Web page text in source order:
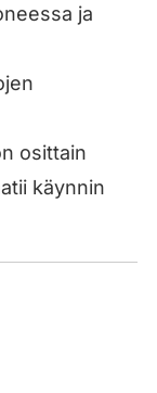
ja
osittain
käynnin